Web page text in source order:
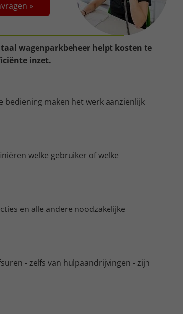
»
wagenparkbeheer helpt kosten te
inzet.
bediening maken het werk aanzienlijk
welke gebruiker of welke
en alle andere noodzakelijke
- zelfs van hulpaandrijvingen - zijn